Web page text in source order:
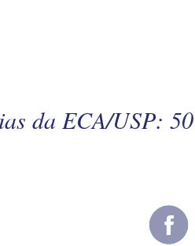
da ECA/USP: 50